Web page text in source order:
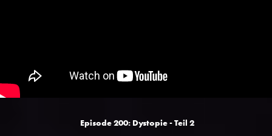
Episode 200: Dystopie - Teil 2